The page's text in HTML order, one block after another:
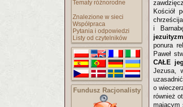
Tematy różnorodne
Znalezione w sieci
Współpraca
Pytania i odpowiedzi
Listy od czytelników
Fundusz Racjonalisty
Kościół
i
ponura
Paweł
CAŁE
Jezusa,
o
również
mającym